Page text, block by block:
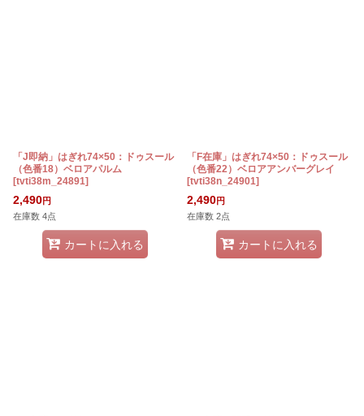
「J即納」はぎれ74×50：ドゥスール
（色番18）ベロアパルム
[tvti38m_24891]
2,490円
在庫数 4点
カートに入れる
「F在庫」はぎれ74×50：ドゥスール
（色番22）ベロアアンバーグレイ
[tvti38n_24901]
2,490円
在庫数 2点
カートに入れる